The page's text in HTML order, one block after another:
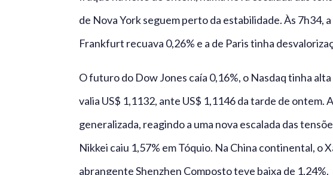
de Nova York seguem perto da estabilidade. Às 7h34,
Frankfurt recuava 0,26% e a de Paris tinha
O futuro do Dow Jones caía 0,16%, o Nasdaq tinha
valia US$ 1,1132, ante US$ 1,1146 da tarde de ontem.
generalizada, reagindo a uma nova escalada das
Nikkei caiu 1,57% em Tóquio. Na China continental, o
abrangente Shenzhen Composto teve baixa de 1,24%.